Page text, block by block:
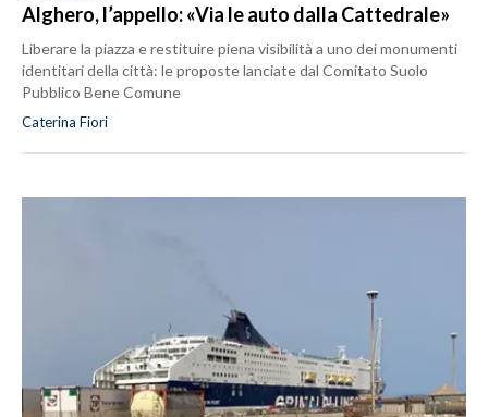
Alghero, l’appello: «Via le auto dalla Cattedrale»
Liberare la piazza e restituire piena visibilità a uno dei monumenti
identitari della città: le proposte lanciate dal Comitato Suolo
Pubblico Bene Comune
Caterina Fiori